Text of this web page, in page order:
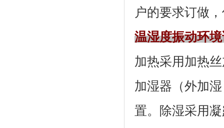
户的要求订做
温湿度振动环
加热采用加热丝
加湿器（外加湿）
置。除湿采